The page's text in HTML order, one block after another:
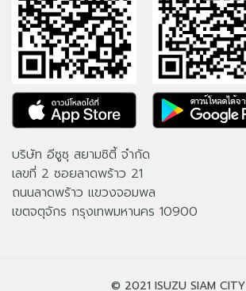
บริษัท อีซูซุ สยามซิตี้ จำกัด
เลขที่ 2 ซอยลาดพร้าว 21
ถนนลาดพร้าว แขวงจอมพล
เขตจตุจักร กรุงเทพมหานคร 10900
© 2021 ISUZU SIAM CITY